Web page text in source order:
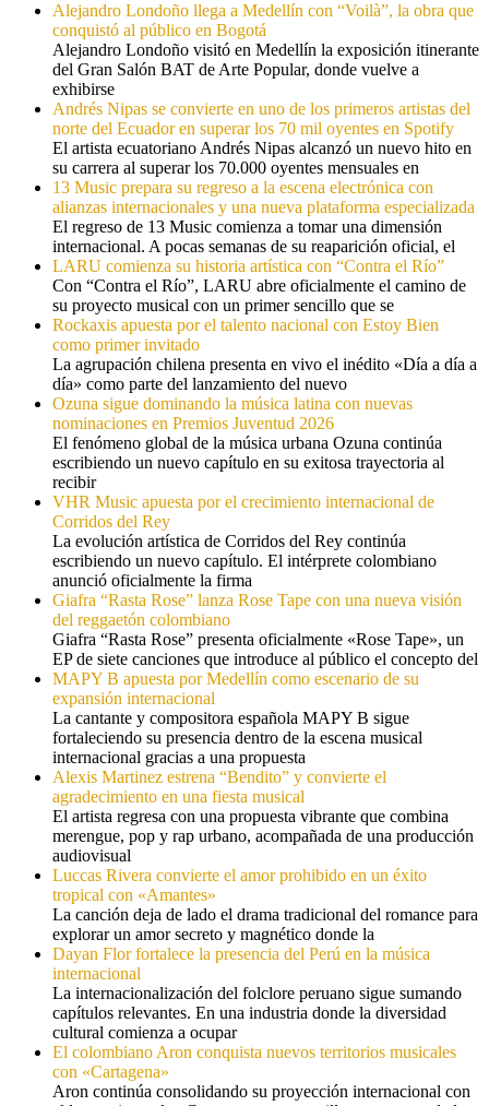
Alejandro Londoño llega a Medellín con “Voilà”, la obra que
conquistó al público en Bogotá
Alejandro Londoño visitó en Medellín la exposición itinerante
del Gran Salón BAT de Arte Popular, donde vuelve a
exhibirse
Andrés Nipas se convierte en uno de los primeros artistas del
norte del Ecuador en superar los 70 mil oyentes en Spotify
El artista ecuatoriano Andrés Nipas alcanzó un nuevo hito en
su carrera al superar los 70.000 oyentes mensuales en
13 Music prepara su regreso a la escena electrónica con
alianzas internacionales y una nueva plataforma especializada
El regreso de 13 Music comienza a tomar una dimensión
internacional. A pocas semanas de su reaparición oficial, el
LARU comienza su historia artística con “Contra el Río”
Con “Contra el Río”, LARU abre oficialmente el camino de
su proyecto musical con un primer sencillo que se
Rockaxis apuesta por el talento nacional con Estoy Bien
como primer invitado
La agrupación chilena presenta en vivo el inédito «Día a día a
día» como parte del lanzamiento del nuevo
Ozuna sigue dominando la música latina con nuevas
nominaciones en Premios Juventud 2026
El fenómeno global de la música urbana Ozuna continúa
escribiendo un nuevo capítulo en su exitosa trayectoria al
recibir
VHR Music apuesta por el crecimiento internacional de
Corridos del Rey
La evolución artística de Corridos del Rey continúa
escribiendo un nuevo capítulo. El intérprete colombiano
anunció oficialmente la firma
Giafra “Rasta Rose” lanza Rose Tape con una nueva visión
del reggaetón colombiano
Giafra “Rasta Rose” presenta oficialmente «Rose Tape», un
EP de siete canciones que introduce al público el concepto del
MAPY B apuesta por Medellín como escenario de su
expansión internacional
La cantante y compositora española MAPY B sigue
fortaleciendo su presencia dentro de la escena musical
internacional gracias a una propuesta
Alexis Martinez estrena “Bendito” y convierte el
agradecimiento en una fiesta musical
El artista regresa con una propuesta vibrante que combina
merengue, pop y rap urbano, acompañada de una producción
audiovisual
Luccas Rivera convierte el amor prohibido en un éxito
tropical con «Amantes»
La canción deja de lado el drama tradicional del romance para
explorar un amor secreto y magnético donde la
Dayan Flor fortalece la presencia del Perú en la música
internacional
La internacionalización del folclore peruano sigue sumando
capítulos relevantes. En una industria donde la diversidad
cultural comienza a ocupar
El colombiano Aron conquista nuevos territorios musicales
con «Cartagena»
Aron continúa consolidando su proyección internacional con